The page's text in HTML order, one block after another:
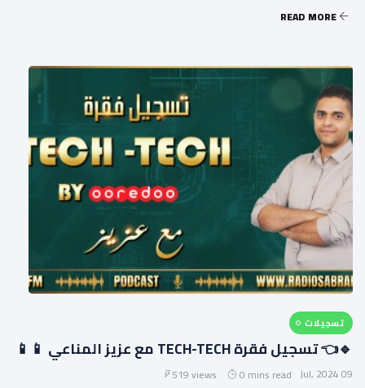
READ MORE
تسجيلات
🔹👈 تسجيل فقرة TECH-TECH مع عزيز المناعي 📱📱
09 Jul, 2024
0 mins read
519 views